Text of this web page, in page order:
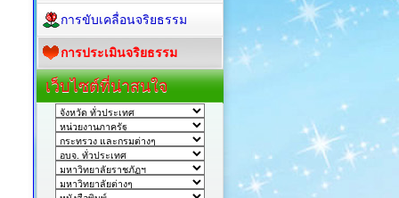
การขับเคลื่อนจริยธรรม
การประเมินจริยธรรม
เว็บไซต์ที่น่าสนใจ